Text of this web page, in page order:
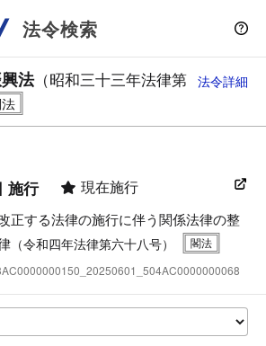
法令検索
法（昭和三十三年法律第 法令詳細
施行 現在施行
正する法律の施行に伴う関係法律の整
（令和四年法律第六十八号）